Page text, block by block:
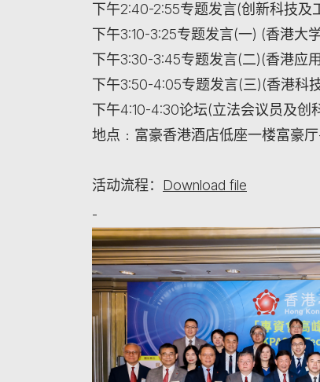
下午2:40-2:55专题发言(创新科技及
下午3:10-3:25专题发言(一) (香港大
下午3:30-3:45专题发言(二)(香港应
下午3:50-4:05专题发言(三)(香港科
下午4:10-4:30论坛(立法会议员及创
地点﹕富豪香港酒店低座一楼富豪
活动流程： Download file
-